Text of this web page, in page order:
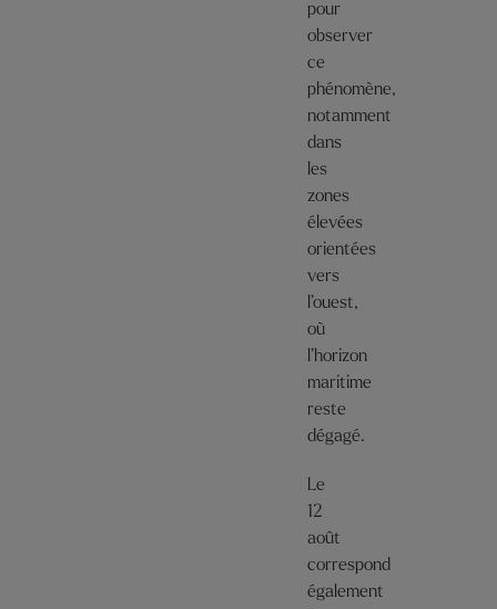
pour
observer
ce
phénomène,
notamment
dans
les
zones
élevées
orientées
vers
l’ouest,
où
l’horizon
maritime
reste
dégagé.
Le
12
août
correspond
également